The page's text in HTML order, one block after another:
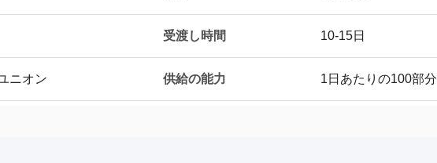
受渡し時間 10-15日
ニオン 供給の能力 1日あたりの100部分